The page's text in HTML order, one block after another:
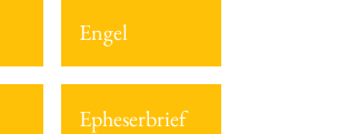
Engel
Epheserbrief